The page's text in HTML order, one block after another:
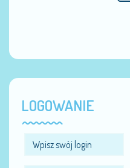
LOGOWANIE